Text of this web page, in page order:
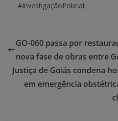
#InvestigaçãoPolicial,
GO-060 passa por
nova fase de obras entre
Justiça de Goiás condena
em emergência